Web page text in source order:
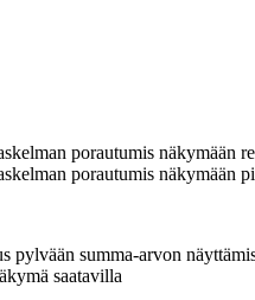
porautumis näkymään
porautumis näkymään
pylvään summa-arvon
saatavilla